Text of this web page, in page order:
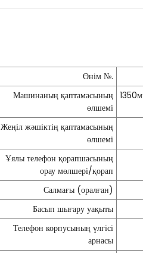
Өнім №.
Машинаның қаптамасының
өлшемі
Жеңіл жәшіктің қаптамасының
өлшемі
Ұялы телефон қорапшасының
орау мөлшері/қорап
Салмағы (оралған)
Басып шығару уақыты
Телефон корпусының үлгісі
арнасы